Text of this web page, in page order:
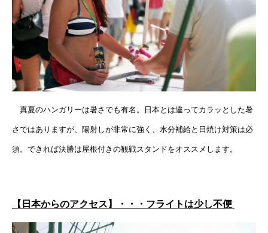
真夏のハンガリーは暑さでも有名。日本とは違ってカラッとした暑
さではありますが、陽射しが非常に強く、水分補給と日焼け対策は必
須。できれば決勝は屋根付きの観戦スタンドをオススメします。
【日本からのアクセス】・・・フライトは少し不便